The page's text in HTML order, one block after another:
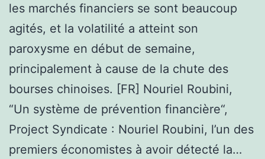
les marchés financiers se sont beaucoup
agités, et la volatilité a atteint son
paroxysme en début de semaine,
principalement à cause de la chute des
bourses chinoises. [FR] Nouriel Roubini,
“Un système de prévention financière“,
Project Syndicate : Nouriel Roubini, l’un des
premiers économistes à avoir détecté la…